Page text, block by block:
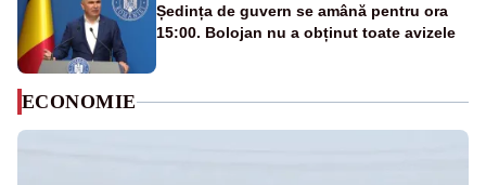
Ședința de guvern se amână pentru ora
15:00. Bolojan nu a obținut toate avizele
ECONOMIE